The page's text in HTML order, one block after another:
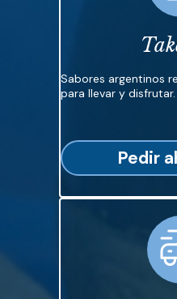
Sabores argentinos
para llevar y disfrutar.
Pedir